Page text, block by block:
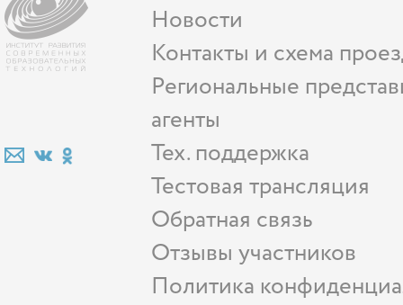
Новости
Контакты и схема
Региональные
агенты
Тех. поддержка
Тестовая трансляция
Обратная связь
Отзывы участников
Политика